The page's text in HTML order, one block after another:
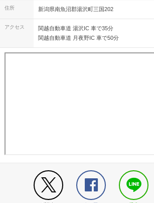
せになりたいくらいが、ちょうどいいと思うって
た。個人的に。笑 aikoとかヒゲダンとか色々見ますが、やっぱりこ
す。なにより、曲が流れると、どれも思い出が蘇
この人のファンで本当に良かったと、改めて思いました。
が何度も「来てくれて本当にありがとう」って言
住所 新潟県南魚沼郡湯沢町三国202
アクセス
関越自動車道 湯沢IC 車で35分
関越自動車道 月夜野IC 車で50分